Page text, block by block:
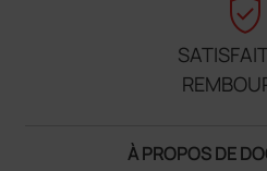
verified_user
À PROPOS DE